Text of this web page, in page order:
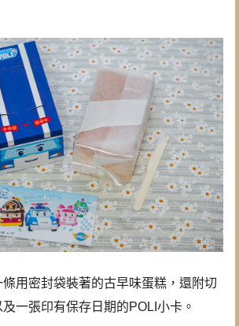
用密封袋裝著的古早味蛋糕，還附切
一張印有保存日期的POLI小卡。